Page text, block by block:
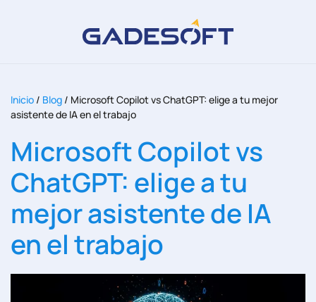
Inicio / Blog / Microsoft Copilot vs ChatGPT: elige a tu mejor
asistente de IA en el trabajo
Microsoft Copilot vs
ChatGPT: elige a tu
mejor asistente de IA
en el trabajo